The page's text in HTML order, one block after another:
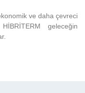
ve daha çevreci
geleceğin